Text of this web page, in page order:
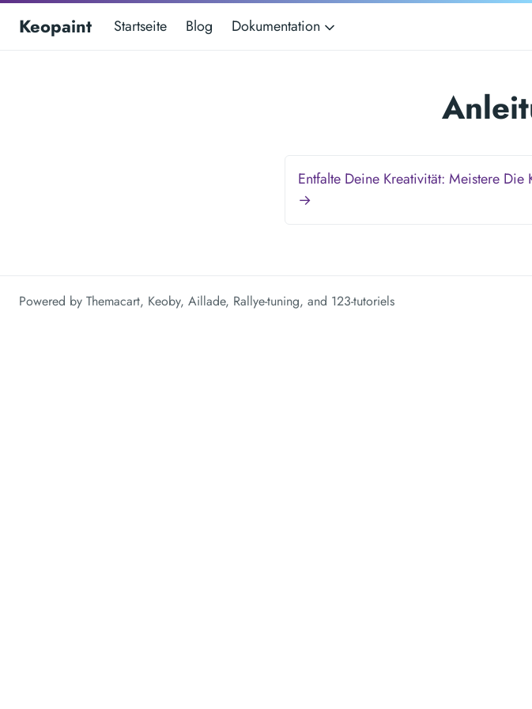
Keopaint Startseite Blog Dokumentation
Entfalte Deine Kreativität: Meistere Die
→
Powered by Themacart, Keoby, Aillade, Rallye-tuning, and 123-tutoriels